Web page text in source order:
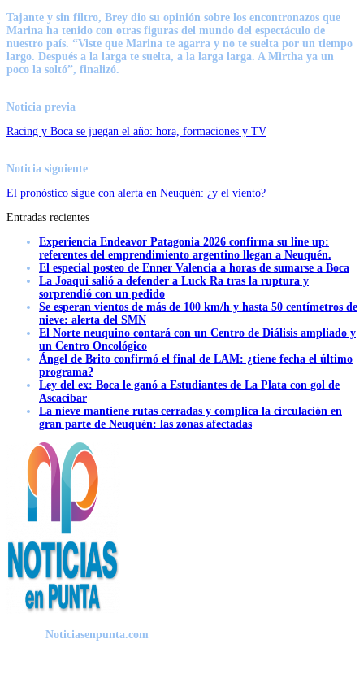
Tajante y sin filtro, Brey dio su opinión sobre los encontronazos que
Marina ha tenido con otras figuras del mundo del espectáculo de
nuestro país. “Viste que Marina te agarra y no te suelta por un tiempo
largo. Después a la larga te suelta, a la larga larga. A Mirtha ya un
poco la soltó”, finalizó.
Noticia previa
Racing y Boca se juegan el año: hora, formaciones y TV
Noticia siguiente
El pronóstico sigue con alerta en Neuquén: ¿y el viento?
Entradas recientes
Experiencia Endeavor Patagonia 2026 confirma su line up:
referentes del emprendimiento argentino llegan a Neuquén.
El especial posteo de Enner Valencia a horas de sumarse a Boca
La Joaqui salió a defender a Luck Ra tras la ruptura y
sorprendió con un pedido
Se esperan vientos de más de 100 km/h y hasta 50 centímetros de
nieve: alerta del SMN
El Norte neuquino contará con un Centro de Diálisis ampliado y
un Centro Oncológico
Ángel de Brito confirmó el final de LAM: ¿tiene fecha el último
programa?
Ley del ex: Boca le ganó a Estudiantes de La Plata con gol de
Ascacibar
La nieve mantiene rutas cerradas y complica la circulación en
gran parte de Neuquén: las zonas afectadas
Noticiasenpunta.com